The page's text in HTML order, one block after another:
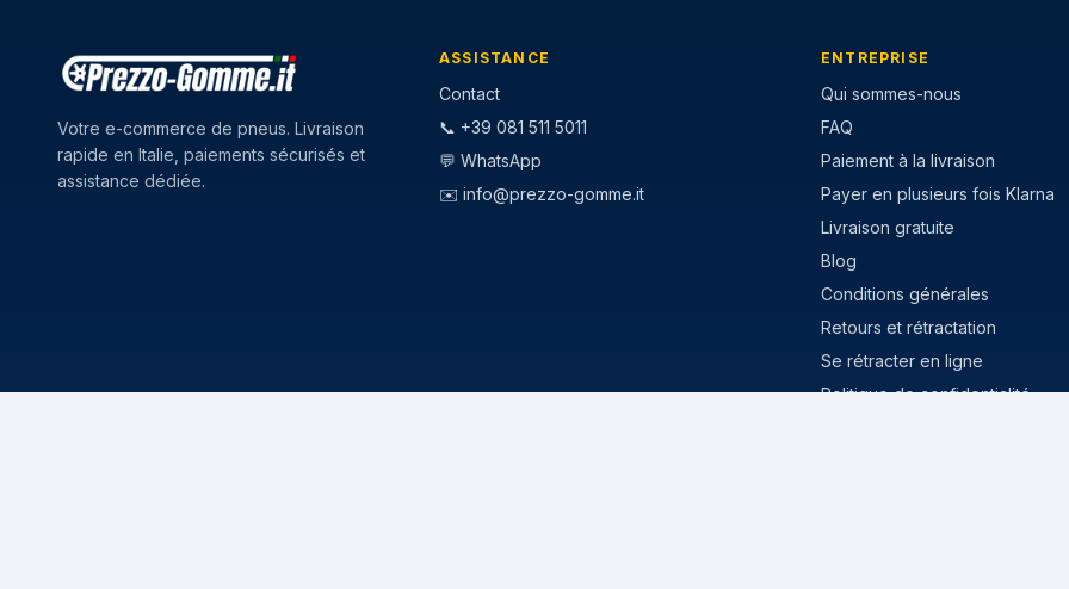
Votre e-commerce de pneus. Livraison
rapide en Italie, paiements sécurisés et
assistance dédiée.
ASSISTANCE
Contact
📞 +39 081 511 5011
💬 WhatsApp
✉️ info@prezzo-gomme.it
ENTREPRISE
Qui sommes-nous
FAQ
Paiement à la livraison
Payer en plusieurs fois Klarna
Livraison gratuite
Blog
Conditions générales
Retours et rétractation
Se rétracter en ligne
Politique de confidentialité